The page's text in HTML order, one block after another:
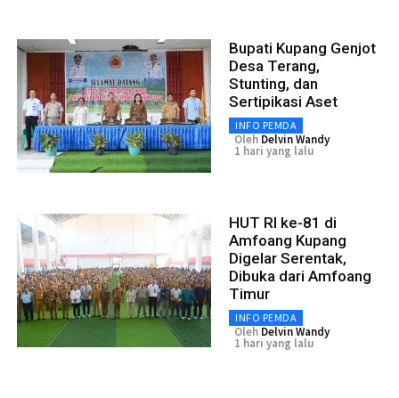
Bupati Kupang Genjot
Desa Terang,
Stunting, dan
Sertipikasi Aset
INFO PEMDA
Oleh Delvin Wandy
1 hari yang lalu
HUT RI ke-81 di
Amfoang Kupang
Digelar Serentak,
Dibuka dari Amfoang
Timur
INFO PEMDA
Oleh Delvin Wandy
1 hari yang lalu